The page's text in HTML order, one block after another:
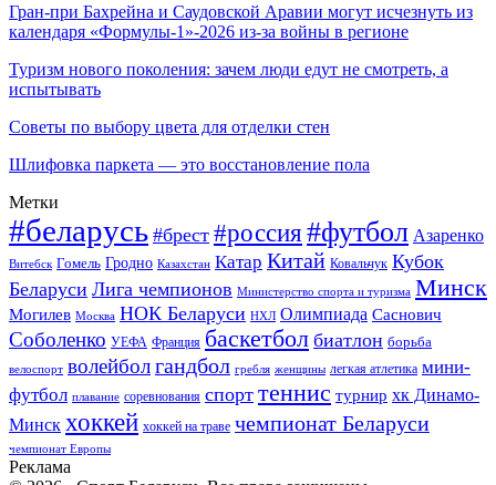
Гран-при Бахрейна и Саудовской Аравии могут исчезнуть из
календаря «Формулы-1»-2026 из-за войны в регионе
Туризм нового поколения: зачем люди едут не смотреть, а
испытывать
Советы по выбору цвета для отделки стен
Шлифовка паркета — это восстановление пола
Метки
#беларусь #брест #россия#футбол Азаренко
Витебск Гомель Гродно Казахстан Катар Китай Ковальчук Кубок
Беларуси Лига чемпионов Министерство спорта и туризма Минск
Могилев Москва НОК Беларуси НХЛ Олимпиада Саснович
Соболенко УЕФА Франция баскетбол биатлон борьба
велоспорт волейболгандбол гребля женщины легкая атлетика мини-
футбол плавание соревнования спорт теннис турнир хк Динамо-
Минск хоккей хоккей на траве чемпионат Беларуси
чемпионат Европы
Реклама